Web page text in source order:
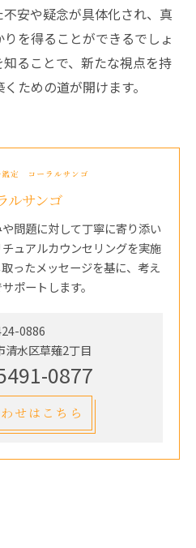
安や疑念が具体化され、真
を得ることができるでしょ
ることで、新たな視点を持
ための道が開けます。
ルサンゴ
問題に対して丁寧に寄り添い
ュアルカウンセリングを実施
ったメッセージを基に、考え
ポートします。
0886
清水区草薙2丁目
0877
せはこちら